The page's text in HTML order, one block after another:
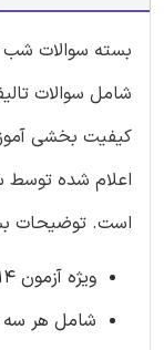
بسته سوالات شب
شامل سوالات
کیفیت بخشی
اعلام شده توسط
است. توضیحات
ویژه آزمون 14 اردیبهشت 1403
شامل هر